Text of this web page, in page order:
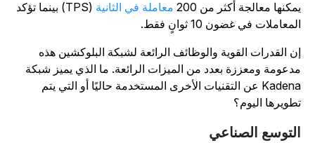
معالجة أكثر من 200
معاملة في الثانية
(TPS) بينما تؤكد
في غضون 10 ثوانٍ فقط.
القدرات القوية والوظائف الرائعة لشبكة البلوكشين هذه
ومعززة بعدد من الميزات الرائعة. ما الذي يميز شبكة
Kadena عن التقنيات الأخرى المستخدمة حاليًا أو التي يتم
اليوم؟
الصناعي